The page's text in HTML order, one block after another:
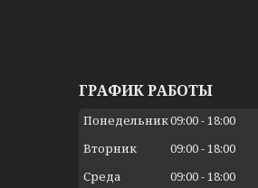
ГРАФИК РАБОТЫ
Понедельник09:00 18:00
Вторник
09:00 18:00
Среда
09:00 18:00